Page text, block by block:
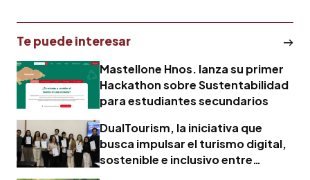
Te puede interesar
Mastellone Hnos. lanza su primer
Hackathon sobre Sustentabilidad
para estudiantes secundarios
DualTourism, la iniciativa que
busca impulsar el turismo digital,
sostenible e inclusivo entre